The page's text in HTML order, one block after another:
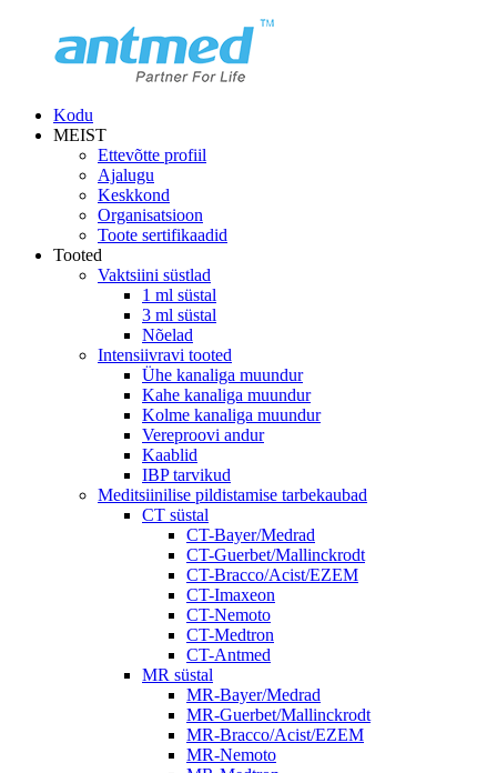
Kodu
MEIST
Ettevõtte profiil
Ajalugu
Keskkond
Organisatsioon
Toote sertifikaadid
Tooted
Vaktsiini süstlad
1 ml süstal
3 ml süstal
Nõelad
Intensiivravi tooted
Ühe kanaliga muundur
Kahe kanaliga muundur
Kolme kanaliga muundur
Vereproovi andur
Kaablid
IBP tarvikud
Meditsiinilise pildistamise tarbekaubad
CT süstal
CT-Bayer/Medrad
CT-Guerbet/Mallinckrodt
CT-Bracco/Acist/EZEM
CT-Imaxeon
CT-Nemoto
CT-Medtron
CT-Antmed
MR süstal
MR-Bayer/Medrad
MR-Guerbet/Mallinckrodt
MR-Bracco/Acist/EZEM
MR-Nemoto